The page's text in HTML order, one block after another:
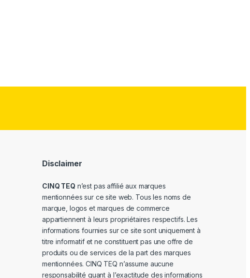
Disclaimer
CINQ TEQ n’est pas affilié aux marques
mentionnées sur ce site web. Tous les noms de
marque, logos et marques de commerce
appartiennent à leurs propriétaires respectifs. Les
informations fournies sur ce site sont uniquement à
titre informatif et ne constituent pas une offre de
produits ou de services de la part des marques
mentionnées. CINQ TEQ n’assume aucune
responsabilité quant à l’exactitude des informations